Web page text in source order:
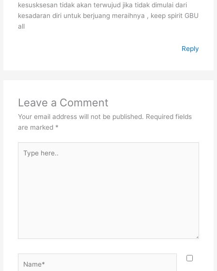
kesusksesan tidak akan terwujud jika tidak dimulai dari
kesadaran diri untuk berjuang meraihnya , keep spirit GBU
all
Reply
Leave a Comment
Your email address will not be published. Required fields
are marked *
here..